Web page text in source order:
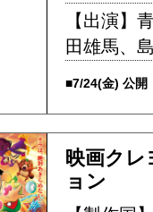
【出演】
田雄馬、
■7/24(金) 公開
映画クレ
ョン